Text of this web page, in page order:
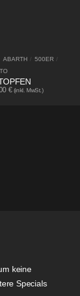
ABARTH / 500ER /
€ (inkl. MwSt.)
keine
Specials